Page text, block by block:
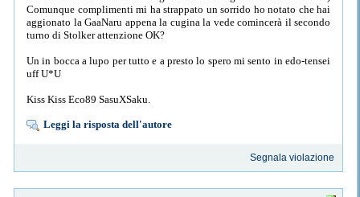
Comunque complimenti mi ha strappato un sorrido ho notato che hai
aggionato la GaaNaru appena la cugina la vede comincerà il secondo
turno di Stolker attenzione OK?
Un in bocca a lupo per tutto e a presto lo spero mi sento in edo-tensei
uff U*U
Kiss Kiss Eco89 SasuXSaku.
Leggi la risposta dell'autore
Segnala violazione